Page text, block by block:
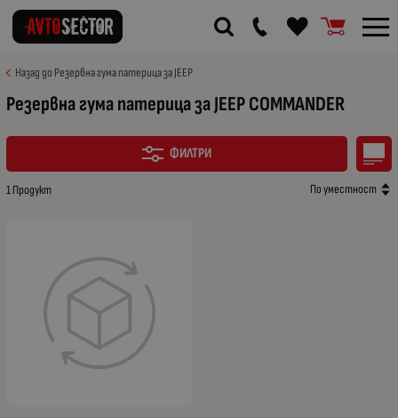
Назад до Резервна гума патерица за JEEP
Резервна гума патерица за JEEP COMMANDER
ФИЛТРИ
1 Продукт По уместност